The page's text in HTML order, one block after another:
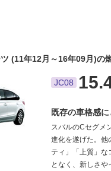
(11年12月～16年09月)の
JC08
既存の車格感
スバルのCセグメ
進化を遂げた。他
ティ」「上質」な
となく、新しさ